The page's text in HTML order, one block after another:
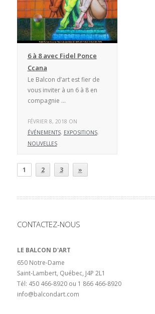
6 à 8 avec Fidel Ponce
Ccana
Le Balcon d’art est fier de
vous inviter à un 6 à 8 en
compagnie …
FÉVRIER 8, 2018 ON
ÉVÉNEMENTS, EXPOSITIONS,
NOUVELLES
1 2 3 »
CONTACTEZ-NOUS
LE BALCON D'ART
650 Notre-Dame
Saint-Lambert, Québec, J4P 2L1
Tél: 450 466-8920 ou 1 866 466-8920
info@balcondart.com